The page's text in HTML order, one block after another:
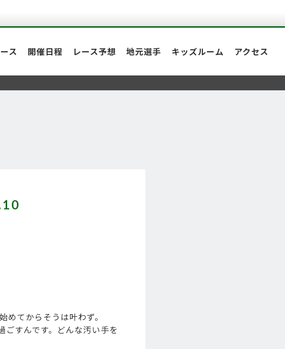
ス 開催日程 レース予想 地元選手 キッズルーム アクセス
てからそうは叶わず。
ごすんです。どんな汚い手を